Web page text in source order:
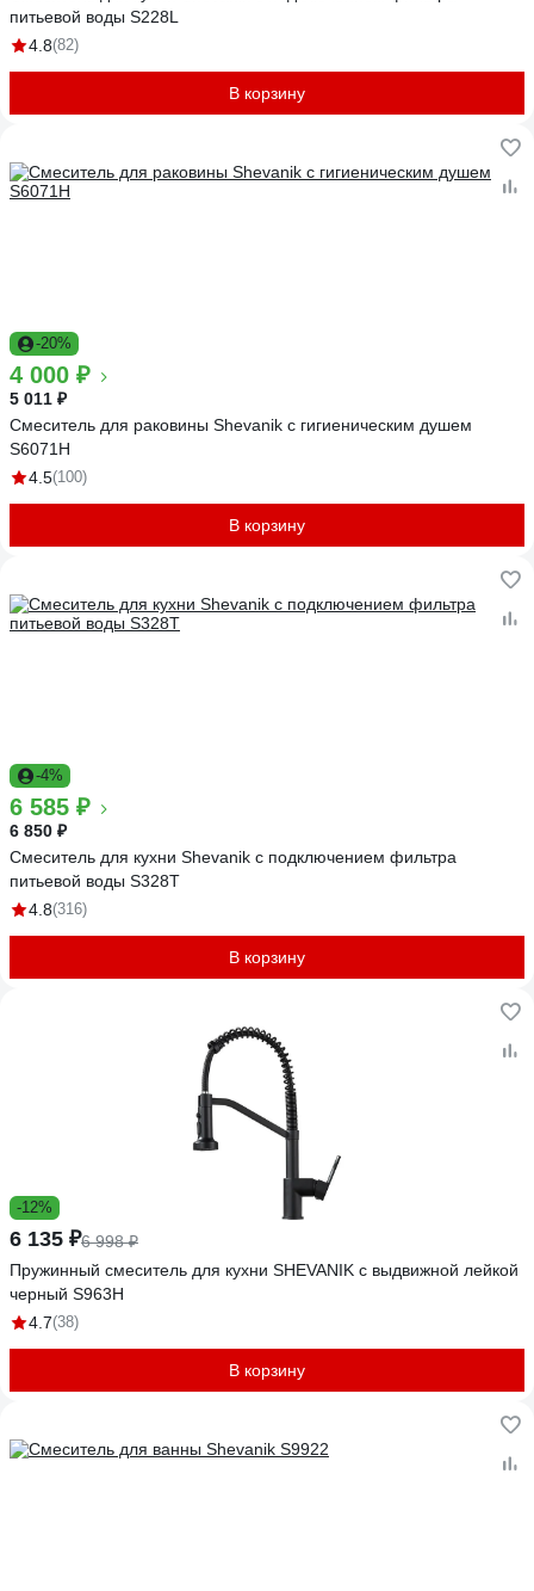
питьевой воды S228L
4.8(82)
В корзину
-20%
4 000 ₽
5 011 ₽
Смеситель для раковины Shevanik с гигиеническим душем
S6071H
4.5(100)
В корзину
-4%
6 585 ₽
6 850 ₽
Смеситель для кухни Shevanik с подключением фильтра
питьевой воды S328T
4.8(316)
В корзину
-12%
6 135 ₽6 998 ₽
Пружинный смеситель для кухни SHEVANIK с выдвижной лейкой
черный S963H
4.7(38)
В корзину